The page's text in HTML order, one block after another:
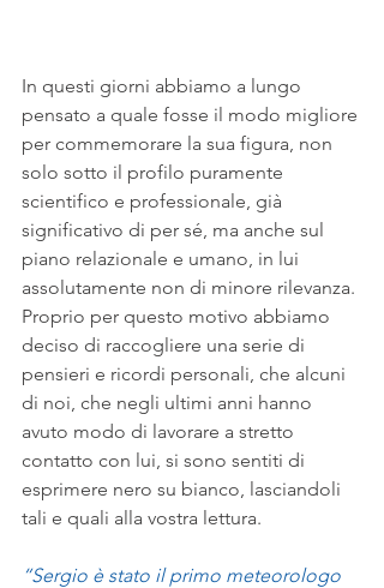
In questi giorni abbiamo a lungo
pensato a quale fosse il modo migliore
per commemorare la sua figura, non
solo sotto il profilo puramente
scientifico e professionale, già
significativo di per sé, ma anche sul
piano relazionale e umano, in lui
assolutamente non di minore rilevanza.
Proprio per questo motivo abbiamo
deciso di raccogliere una serie di
pensieri e ricordi personali, che alcuni
di noi, che negli ultimi anni hanno
avuto modo di lavorare a stretto
contatto con lui, si sono sentiti di
esprimere nero su bianco, lasciandoli
tali e quali alla vostra lettura.
“Sergio è stato il primo meteorologo